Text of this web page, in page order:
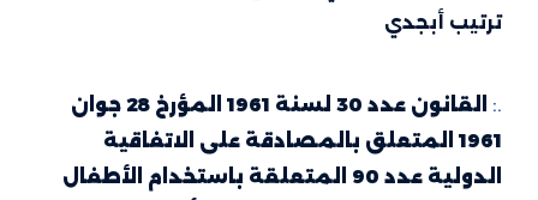
ترتيب أبجدي
القانون عدد 30 لسنة 1961 المؤرخ 28 جوان
1961 المتعلق بالمصادقة على الاتفاقية
الدولية عدد 90 المتعلقة باستخدام الأطفال